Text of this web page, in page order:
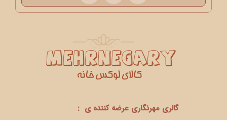
گالری مهرنگاری عرضه کننده ی :